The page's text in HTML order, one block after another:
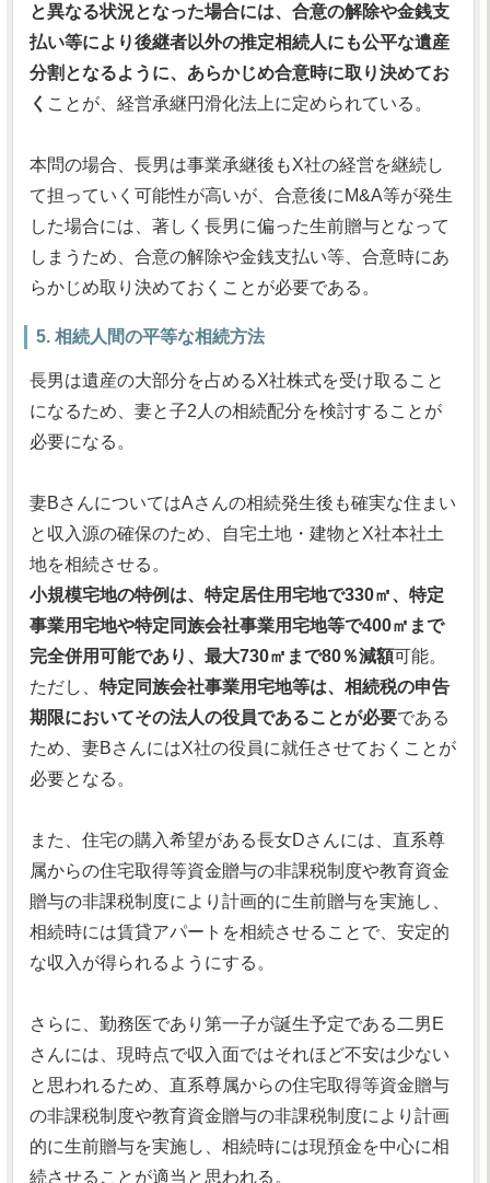
と異なる状況となった場合には、合意の解除や金銭支
払い等により後継者以外の推定相続人にも公平な遺産
分割となるように、あらかじめ合意時に取り決めてお
く ことが、経営承継円滑化法上に定められている。
本問の場合、長男は事業承継後もX社の経営を継続し
て担っていく可能性が高いが、合意後にM&A等が発生
した場合には、著しく長男に偏った生前贈与となって
しまうため、合意の解除や金銭支払い等、合意時にあ
らかじめ取り決めておくことが必要である。
5. 相続人間の平等な相続方法
長男は遺産の大部分を占めるX社株式を受け取ること
になるため、妻と子2人の相続配分を検討することが
必要になる。
妻BさんについてはAさんの相続発生後も確実な住まい
と収入源の確保のため、自宅土地・建物とX社本社土
地を相続させる。
小規模宅地の特例は、特定居住用宅地で330㎡、特定
事業用宅地や特定同族会社事業用宅地等で400㎡まで
完全併用可能であり、最大730㎡まで80％減額可能。
ただし、 特定同族会社事業用宅地等は、相続税の申告
期限においてその法人の役員であることが必要である
ため、妻BさんにはX社の役員に就任させておくことが
必要となる。
また、住宅の購入希望がある長女Dさんには、直系尊
属からの住宅取得等資金贈与の非課税制度や教育資金
贈与の非課税制度により計画的に生前贈与を実施し、
相続時には賃貸アパートを相続させることで、安定的
な収入が得られるようにする。
さらに、勤務医であり第一子が誕生予定である二男E
さんには、現時点で収入面ではそれほど不安は少ない
と思われるため、直系尊属からの住宅取得等資金贈与
の非課税制度や教育資金贈与の非課税制度により計画
的に生前贈与を実施し、相続時には現預金を中心に相
続させることが適当と思われる。